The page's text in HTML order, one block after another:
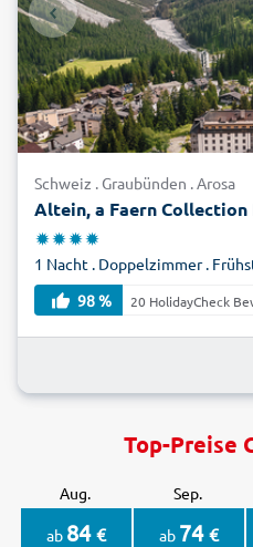
Schweiz . Graubünden . Arosa
Altein, a Faern Collection
1 Nacht . Doppelzimmer .
98 %
20 HolidayCheck
Top-Preise
Aug. Sep.
ab 84 € ab 74 €